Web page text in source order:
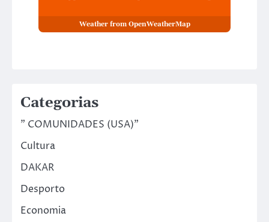
Weather from OpenWeatherMap
Categorias
" COMUNIDADES (USA)"
Cultura
DAKAR
Desporto
Economia